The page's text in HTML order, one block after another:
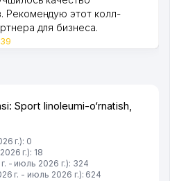
Рекомендую этот колл-
для бизнеса.
Sport linoleumi-o‘rnatish,
г.): 0
г.): 18
- июль 2026 г.): 324
г. - июль 2026 г.): 624